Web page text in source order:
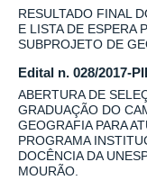
RESULTADO FINAL
E LISTA DE ESPERA
SUBPROJETO DE
Edital n. 028/2017-
ABERTURA DE
GRADUAÇÃO DO
GEOGRAFIA PARA
PROGRAMA
DOCÊNCIA DA
MOURÃO.